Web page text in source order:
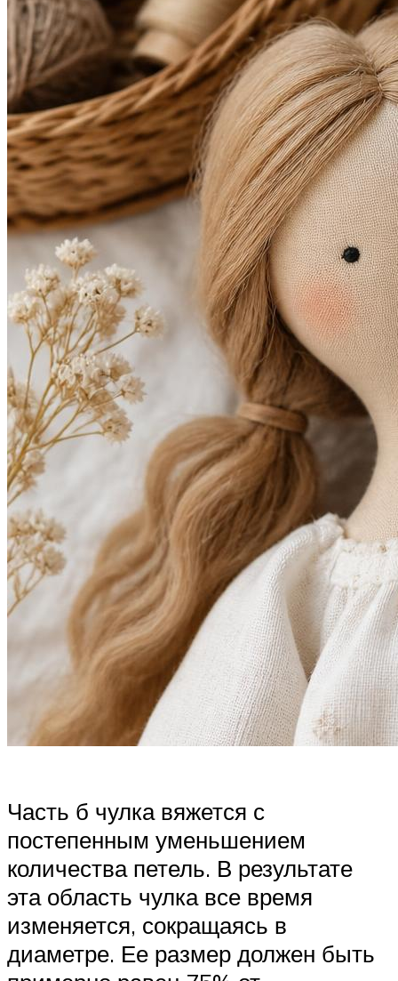
Часть б чулка вяжется с
постепенным уменьшением
количества петель. В результате
эта область чулка все время
изменяется, сокращаясь в
диаметре. Ее размер должен быть